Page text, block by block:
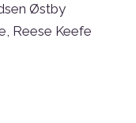
Østby
Reese Keefe